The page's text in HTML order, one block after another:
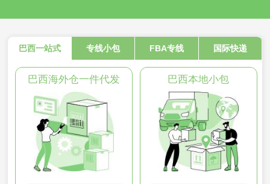
巴西一站式 专线小包 FBA专线 国际快递
巴西海外仓一件代发 巴西本地小包